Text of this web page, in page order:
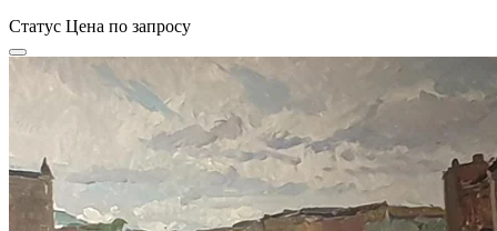
Статус Цена по запросу